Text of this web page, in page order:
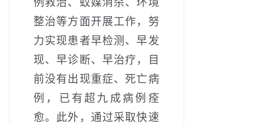
整治等方面开展工作，努
力实现患者早检测、早发
现、早诊断、早治疗，目
前没有出现重症、死亡病
例，已有超九成病例痊
愈。此外，通过采取快速